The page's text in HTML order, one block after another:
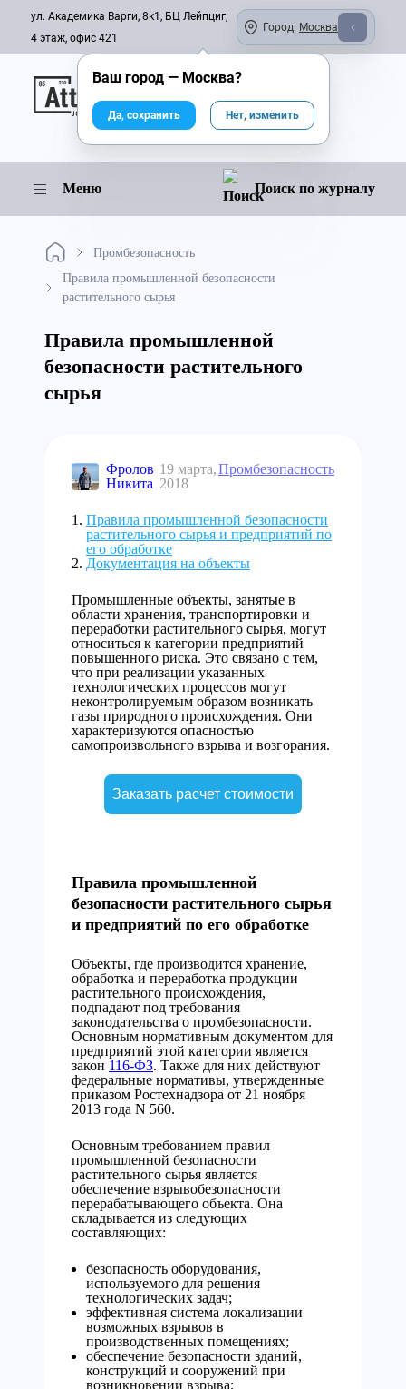
ул. Академика Варги, 8к1, БЦ Лейпциг,
4 этаж, офис 421
Город: Москва
Онлайн-журнал
Меню Поиск по журналу
Промбезопасность
Правила промышленной безопасности
растительного сырья
Правила промышленной
безопасности растительного
сырья
Фролов
Никита
19 марта,
2018
Промбезопасность
Правила промышленной безопасности
растительного сырья и предприятий по
его обработке
Документация на объекты
Промышленные объекты, занятые в
области хранения, транспортировки и
переработки растительного сырья, могут
относиться к категории предприятий
повышенного риска. Это связано с тем,
что при реализации указанных
технологических процессов могут
неконтролируемым образом возникать
газы природного происхождения. Они
характеризуются опасностью
самопроизвольного взрыва и возгорания.
Заказать расчет стоимости
Правила промышленной
безопасности растительного сырья
и предприятий по его обработке
Объекты, где производится хранение,
обработка и переработка продукции
растительного происхождения,
подпадают под требования
законодательства о промбезопасности.
Основным нормативным документом для
предприятий этой категории является
закон 116-ФЗ. Также для них действуют
федеральные нормативы, утвержденные
приказом Ростехнадзора от 21 ноября
2013 года N 560.
Основным требованием правил
промышленной безопасности
растительного сырья является
обеспечение взрывобезопасности
перерабатывающего объекта. Она
складывается из следующих
составляющих:
безопасность оборудования,
используемого для решения
технологических задач;
эффективная система локализации
возможных взрывов в
производственных помещениях;
обеспечение безопасности зданий,
конструкций и сооружений при
возникновении взрыва;
Ваш город — Москва?
Да, сохранить Нет, изменить